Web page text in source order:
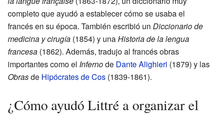
completo que ayudó a establecer cómo se usaba el
francés en su época. También escribió un Diccionario de
medicina y cirugía (1854) y unaHistoria de la lengua
francesa (1862). Además, tradujo al francés obras
importantes como el Infernode Dante Alighieri (1879) y las
Obrasde Hipócrates de Cos (1839-1861).
¿Cómo ayudó Littré a organizar el